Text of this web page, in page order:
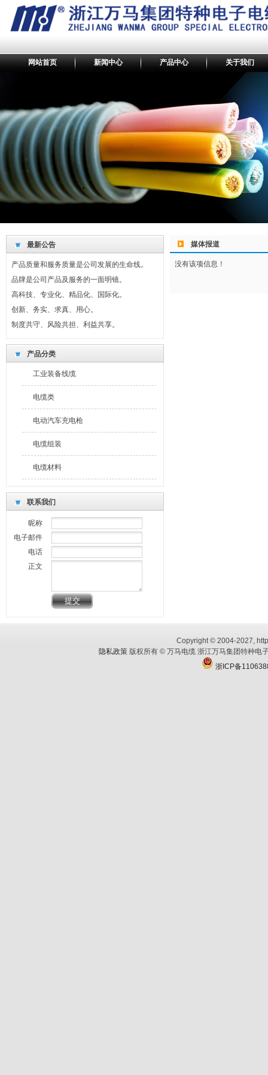
网站首页 新闻中心 产品中心 关于我们
最新公告
产品的不断创新是持续发展的轨迹和标志。
产品质量和服务质量是公司发展的生命线。
品牌是公司产品及服务的一面明镜。
高科技、专业化、精品化、国际化。
创新、务实、求真、用心。
制度共守、风险共担、利益共享。
我们坚持回报社会，奉献爱心。
产品的不断创新是持续发展的轨迹和标志。
产品质量和服务质量是公司发展的生命线。
品牌是公司产品及服务的一面明镜。
高科技、专业化、精品化、国际化。
创新、务实、求真、用心。
制度共守、风险共担、利益共享。
产品分类
工业装备线缆
电缆类
电动汽车充电枪
电缆组装
电缆材料
联系我们
昵称
电子邮件
电话
正文
媒体报道
没有该项信息！
Copyright © 2004-2027,
隐私政策版权所有 © 万马电缆 浙江万马集团特种电
浙ICP备